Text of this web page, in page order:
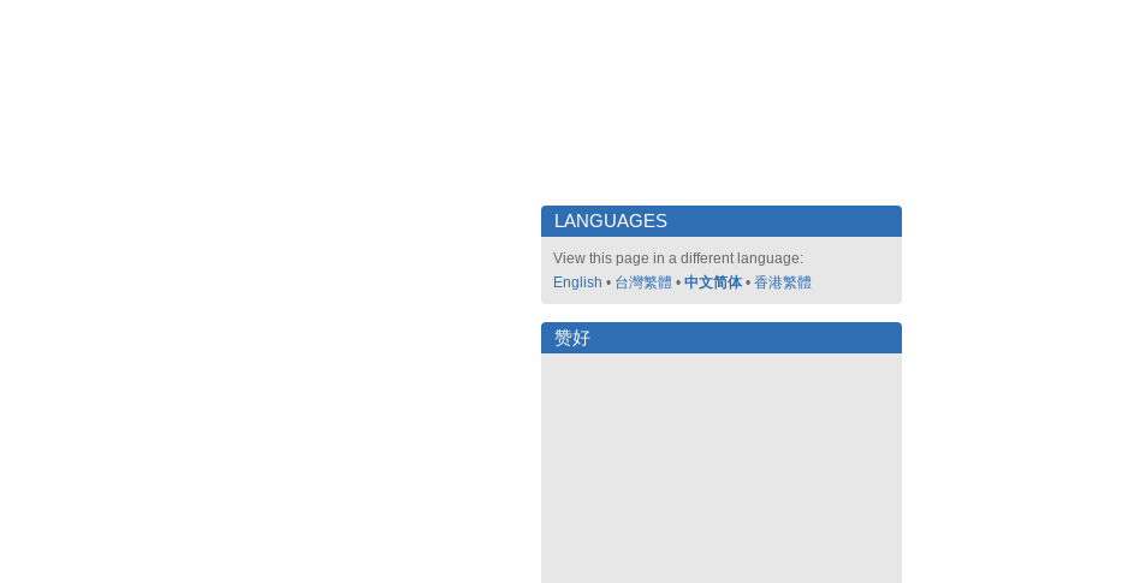
LANGUAGES
View this page in a different language:
English • 台灣繁體 • 中文简体 • 香港繁體
赞好